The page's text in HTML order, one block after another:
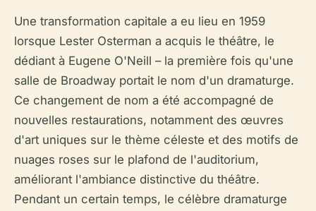
Une transformation capitale a eu lieu en 1959
lorsque Lester Osterman a acquis le théâtre, le
dédiant à Eugene O'Neill – la première fois qu'une
salle de Broadway portait le nom d'un dramaturge.
Ce changement de nom a été accompagné de
nouvelles restaurations, notamment des œuvres
d'art uniques sur le thème céleste et des motifs de
nuages roses sur le plafond de l'auditorium,
améliorant l'ambiance distinctive du théâtre.
Pendant un certain temps, le célèbre dramaturge